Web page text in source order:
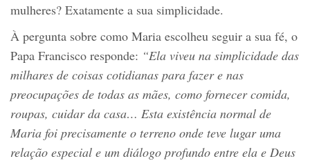
mulheres? Exatamente a sua simplicidade.
À pergunta sobre como Maria escolheu seguir a sua fé, o
Papa Francisco responde: “Ela viveu na simplicidade das
milhares de coisas cotidianas para fazer e nas
preocupações de todas as mães, como fornecer comida,
roupas, cuidar da casa… Esta existência normal de
Maria foi precisamente o terreno onde teve lugar uma
relação especial e um diálogo profundo entre ela e Deus